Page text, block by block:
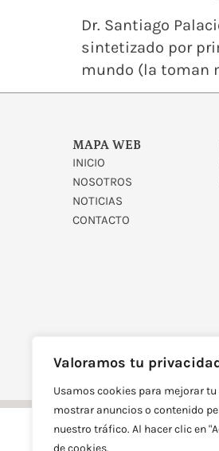
Valoramos tu
Usamos cookies para mejorar
mostrar anuncios o contenido
nuestro tráfico. Al hacer clic en
de cookies.
Dr. Santiago
sintetizado por
mundo (la toman
MAPA WEB
INICIO
NOSOTROS
NOTICIAS
CONTACTO